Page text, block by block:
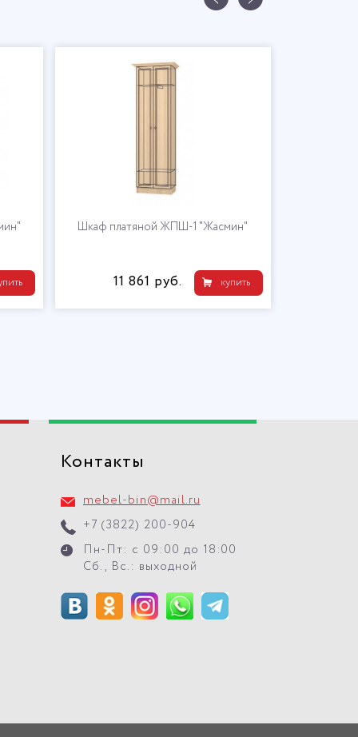
Шкаф платяной ЖПШ-1 "Жасмин"
купить
11 861 руб.
Контакты
mebel-bin@mail.ru
+7 (3822) 200-904
Пн-Пт: с 09:00 до 18:00
Сб., Вс.: выходной